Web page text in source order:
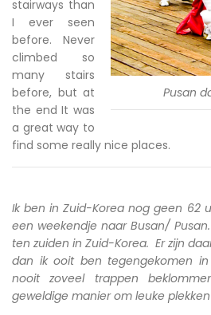
Pusan
stairways than
I ever seen
before. Never
climbed so
many stairs
before, but at
the end It was
a great way to
find some really nice places.
Ik ben in Zuid-Korea nog geen 62
een weekendje naar Busan/
ten zuiden in Zuid-Korea. Er zijn
dan ik ooit ben tegengekomen
nooit zoveel trappen
geweldige manier om leuke